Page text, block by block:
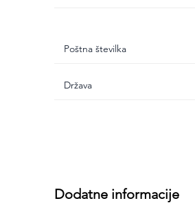
Dodatne informacije